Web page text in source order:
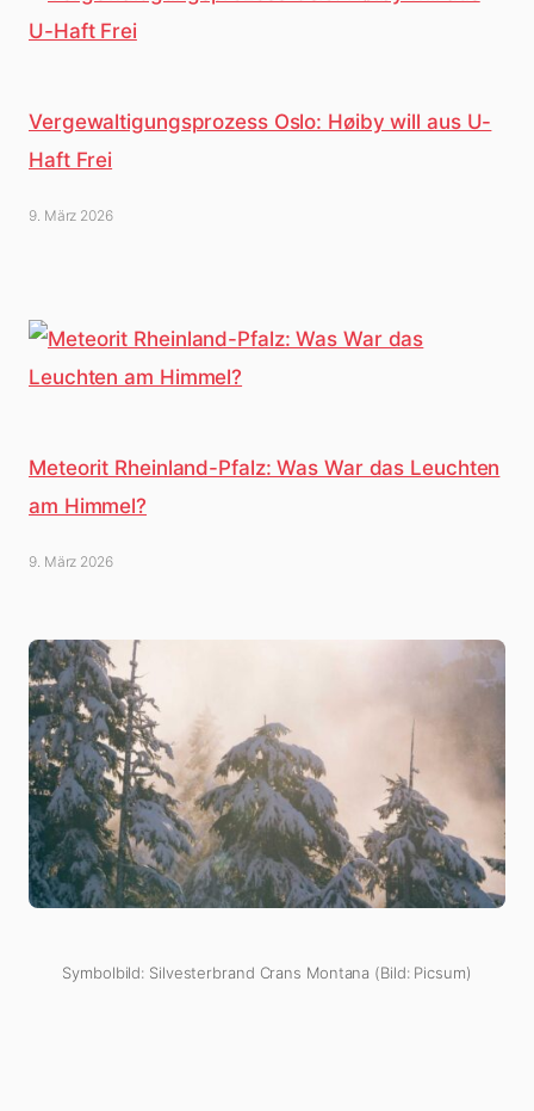
Vergewaltigungsprozess Oslo: Høiby will aus U-
Haft Frei
9. März 2026
Meteorit Rheinland-Pfalz: Was War das Leuchten
am Himmel?
9. März 2026
Symbolbild: Silvesterbrand Crans Montana (Bild: Picsum)